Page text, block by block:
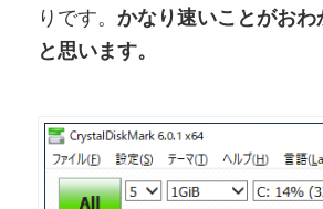
りです。 かなり速いことがおわ
と思います。